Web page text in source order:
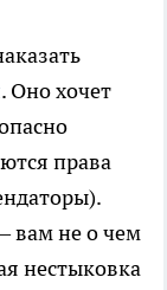
. Оно хочет
права
вам не о чем
нестыковка